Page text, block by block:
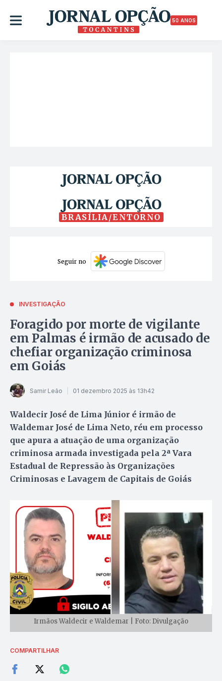
50 ANOS
BRASÍLIA/ENTORNO
Seguir no
INVESTIGAÇÃO
Foragido por morte de vigilante
em Palmas é irmão de acusado de
chefiar organização criminosa
em Goiás
Samir Leão 01 dezembro 2025 às 13h42
Waldecir José de Lima Júnior é irmão de
Waldemar José de Lima Neto, réu em processo
que apura a atuação de uma organização
criminosa armada investigada pela 2ª Vara
Estadual de Repressão às Organizações
Criminosas e Lavagem de Capitais de Goiás
Irmãos Waldecir e Waldemar | Foto: Divulgação
COMPARTILHAR